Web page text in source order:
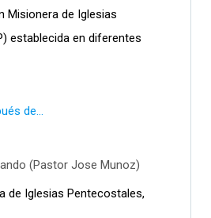
Misionera de Iglesias
establecida en diferentes
de...
(Pastor Jose Munoz)
de Iglesias Pentecostales,